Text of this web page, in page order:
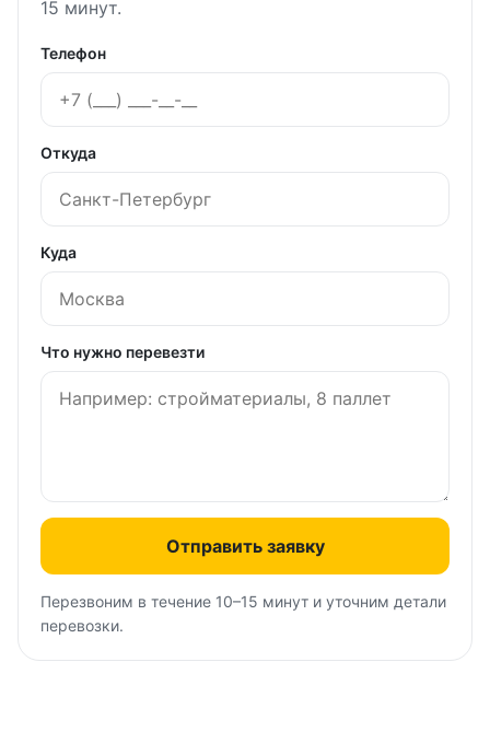
15 минут.
Телефон
Откуда
Куда
Что нужно перевезти
Отправить заявку
Перезвоним в течение 10–15 минут и уточним детали
перевозки.